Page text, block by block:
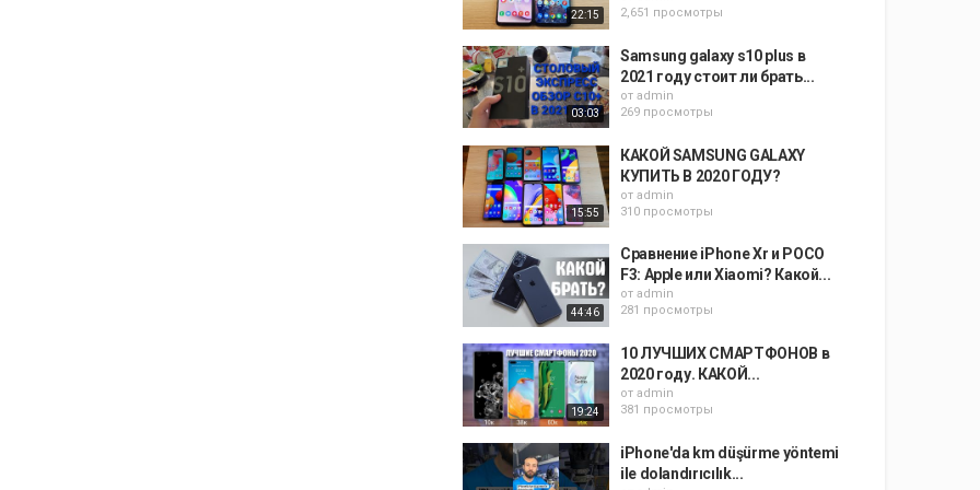
22:15
2,651 просмотры
03:03
Samsung galaxy s10 plus в
2021 году стоит ли брать...
от admin
269 просмотры
15:55
КАКОЙ SAMSUNG GALAXY
КУПИТЬ В 2020 ГОДУ?
от admin
310 просмотры
44:46
Сравнение iPhone Xr и POCO
F3: Apple или Xiaomi? Какой...
от admin
281 просмотры
19:24
10 ЛУЧШИХ СМАРТФОНОВ в
2020 году. КАКОЙ...
от admin
381 просмотры
iPhone'da km düşürme yöntemi
ile dolandırıcılık...